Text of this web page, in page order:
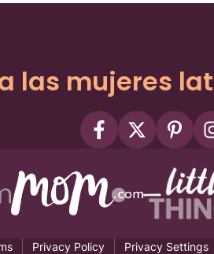
las mujeres
Privacy Policy Privacy Settings